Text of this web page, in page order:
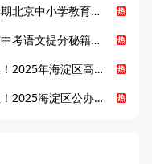
新学期北京中小学教育八大变化全解析：学位、政策、教学等方面迎新变革
北京中考语文提分秘籍！攻克 5000 易混易错字
合集！2025年海淀区高中校情介绍
汇总！2025海淀区公办高中校情全解